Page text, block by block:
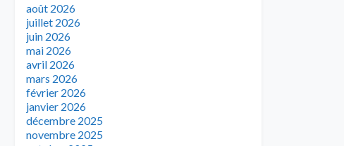
août 2026
juillet 2026
juin 2026
mai 2026
avril 2026
mars 2026
février 2026
janvier 2026
décembre 2025
novembre 2025